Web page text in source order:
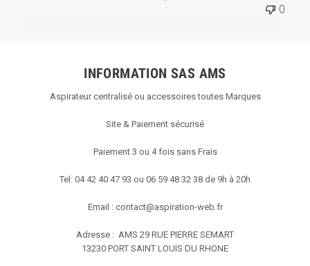
personnalisé
0
INFORMATION SAS AMS
Aspirateur centralisé ou accessoires toutes Marques
Site & Paiement sécurisé
Paiement 3 ou 4 fois sans Frais
Tel: 04 42 40 47 93 ou 06 59 48 32 38 de 9h à 20h
Email : contact@aspiration-web.fr
Adresse : AMS 29 RUE PIERRE SEMART
13230 PORT SAINT LOUIS DU RHONE